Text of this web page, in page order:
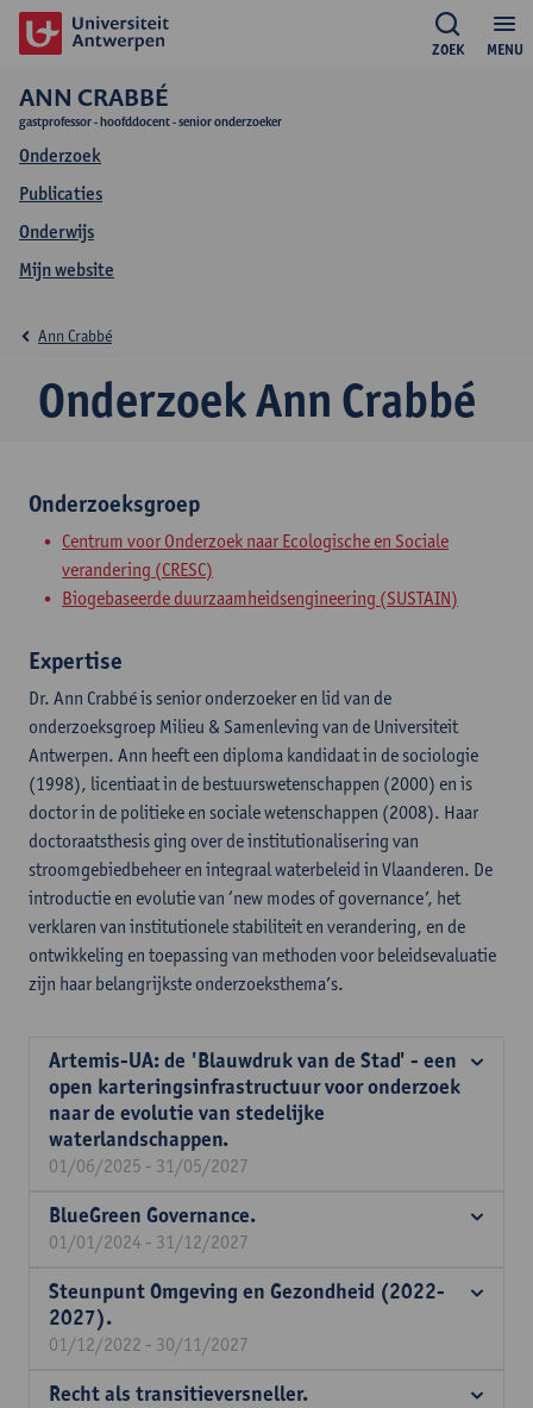
MENU
ZOEK
ANN CRABBÉ
gastprofessor - hoofddocent - senior onderzoeker
Onderzoek
Publicaties
Onderwijs
Mijn website
Onderzoek Ann Crabbé
Ann Crabbé
Onderzoeksgroep
Centrum voor Onderzoek naar Ecologische en Sociale
verandering (CRESC)
Biogebaseerde duurzaamheidsengineering (SUSTAIN)
Expertise
Dr. Ann Crabbé is senior onderzoeker en lid van de
onderzoeksgroep Milieu & Samenleving van de Universiteit
Antwerpen. Ann heeft een diploma kandidaat in de sociologie
(1998), licentiaat in de bestuurswetenschappen (2000) en is
doctor in de politieke en sociale wetenschappen (2008). Haar
doctoraatsthesis ging over de institutionalisering van
stroomgebiedbeheer en integraal waterbeleid in Vlaanderen. De
introductie en evolutie van ‘new modes of governance’, het
verklaren van institutionele stabiliteit en verandering, en de
ontwikkeling en toepassing van methoden voor beleidsevaluatie
zijn haar belangrijkste onderzoeksthema’s.
Artemis-UA: de 'Blauwdruk van de Stad' - een
open karteringsinfrastructuur voor onderzoek
naar de evolutie van stedelijke
waterlandschappen.
01/06/2025 - 31/05/2027
BlueGreen Governance.
01/01/2024 - 31/12/2027
Steunpunt Omgeving en Gezondheid (2022-
2027).
01/12/2022 - 30/11/2027
Recht als transitieversneller.